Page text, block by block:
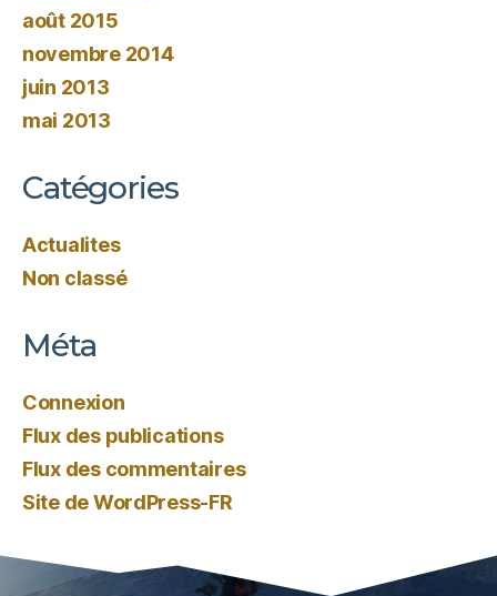
août 2015
novembre 2014
juin 2013
mai 2013
Catégories
Actualites
Non classé
Méta
Connexion
Flux des publications
Flux des commentaires
Site de WordPress-FR